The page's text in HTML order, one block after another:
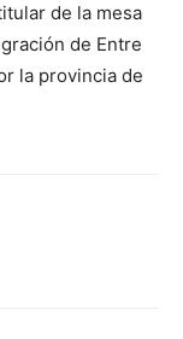
de la mesa
de Entre
la provincia de